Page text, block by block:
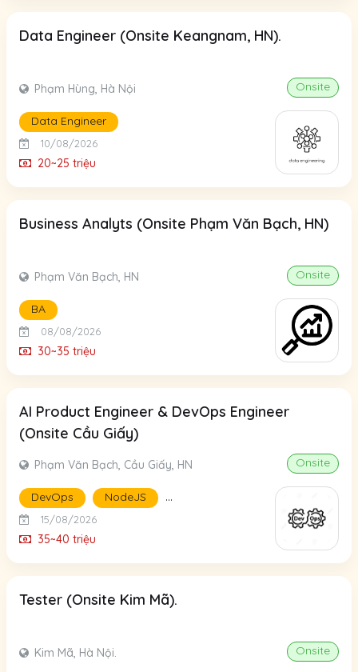
Data Engineer (Onsite Keangnam, HN).
Phạm Hùng, Hà Nội Onsite
Data Engineer
10/08/2026
20~25 triệu
Business Analyts (Onsite Phạm Văn Bạch, HN)
Phạm Văn Bạch, HN Onsite
BA
08/08/2026
30~35 triệu
AI Product Engineer & DevOps Engineer
(Onsite Cầu Giấy)
Phạm Văn Bạch, Cầu Giấy, HN Onsite
DevOps NodeJS ...
15/08/2026
35~40 triệu
Tester (Onsite Kim Mã).
Kim Mã, Hà Nội. Onsite